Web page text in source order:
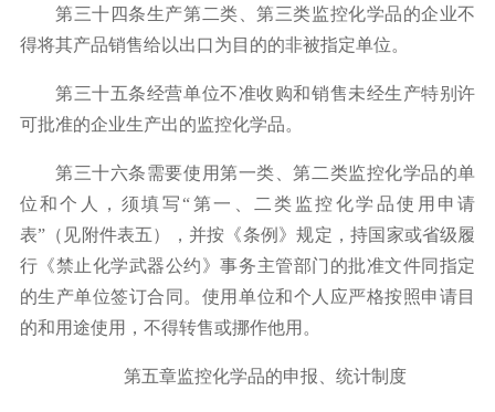
第三十四条生产第二类、第三类监控化学品的企业不
得将其产品销售给以出口为目的的非被指定单位。
第三十五条经营单位不准收购和销售未经生产特别许
可批准的企业生产出的监控化学品。
第三十六条需要使用第一类、第二类监控化学品的单
位和个人，须填写“第一、二类监控化学品使用申请
表”（见附件表五），并按《条例》规定，持国家或省级履
行《禁止化学武器公约》事务主管部门的批准文件同指定
的生产单位签订合同。使用单位和个人应严格按照申请目
的和用途使用，不得转售或挪作他用。
第五章监控化学品的申报、统计制度